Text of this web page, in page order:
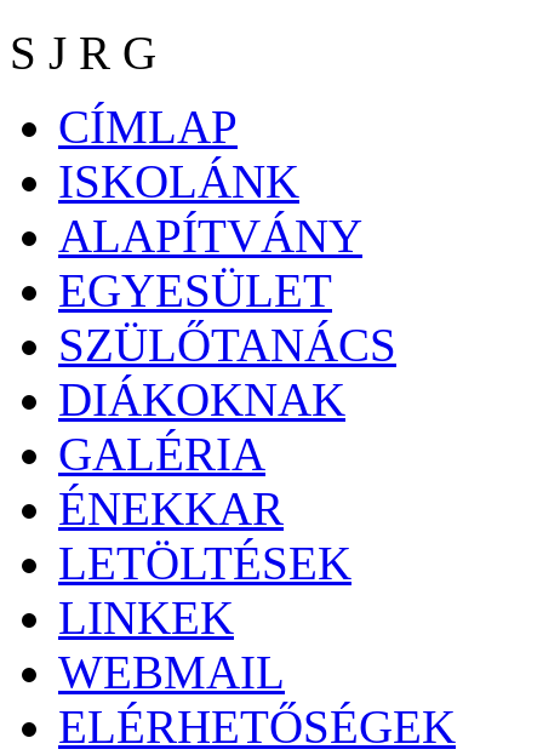
S J R G
CÍMLAP
ISKOLÁNK
ALAPÍTVÁNY
EGYESÜLET
SZÜLŐTANÁCS
DIÁKOKNAK
GALÉRIA
ÉNEKKAR
LETÖLTÉSEK
LINKEK
WEBMAIL
ELÉRHETŐSÉGEK